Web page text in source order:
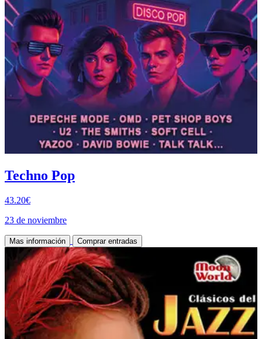
Techno Pop
43.20€
23 de noviembre
Mas información Comprar entradas